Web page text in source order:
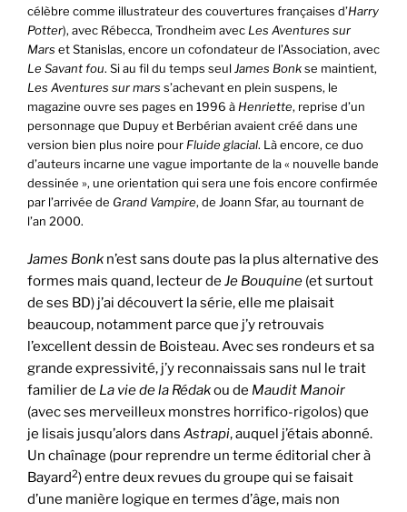
célèbre comme illustrateur des couvertures françaises d’Harry
Potter), avec Rébecca, Trondheim avec Les Aventures sur
Mars et Stanislas, encore un cofondateur de l’Association, avec
Le Savant fou. Si au fil du temps seul James Bonkse maintient,
Les Aventures sur mars s’achevant en plein suspens, le
magazine ouvre ses pages en 1996 à Henriette, reprise d’un
personnage que Dupuy et Berbérian avaient créé dans une
version bien plus noire pour Fluide glacial. Là encore, ce duo
d’auteurs incarne une vague importante de la « nouvelle bande
dessinée », une orientation qui sera une fois encore confirmée
par l’arrivée de Grand Vampire, de Joann Sfar, au tournant de
l’an 2000.
James Bonk n’est sans doute pas la plus alternative des
formes mais quand, lecteur de Je Bouquine (et surtout
de ses BD) j’ai découvert la série, elle me plaisait
beaucoup, notamment parce que j’y retrouvais
l’excellent dessin de Boisteau. Avec ses rondeurs et sa
grande expressivité, j’y reconnaissais sans nul le trait
familier de La vie de la Rédakou de Maudit Manoir
(avec ses merveilleux monstres horrifico-rigolos) que
je lisais jusqu’alors dans Astrapi, auquel j’étais abonné.
Un chaînage (pour reprendre un terme éditorial cher à
Bayard2) entre deux revues du groupe qui se faisait
d’une manière logique en termes d’âge, mais non